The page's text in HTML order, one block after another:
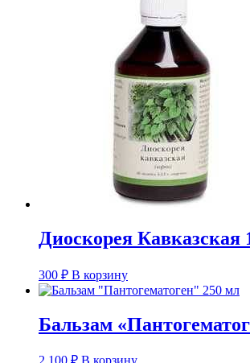
Диоскорея Кавказская
300 ₽ В корзину
Бальзам